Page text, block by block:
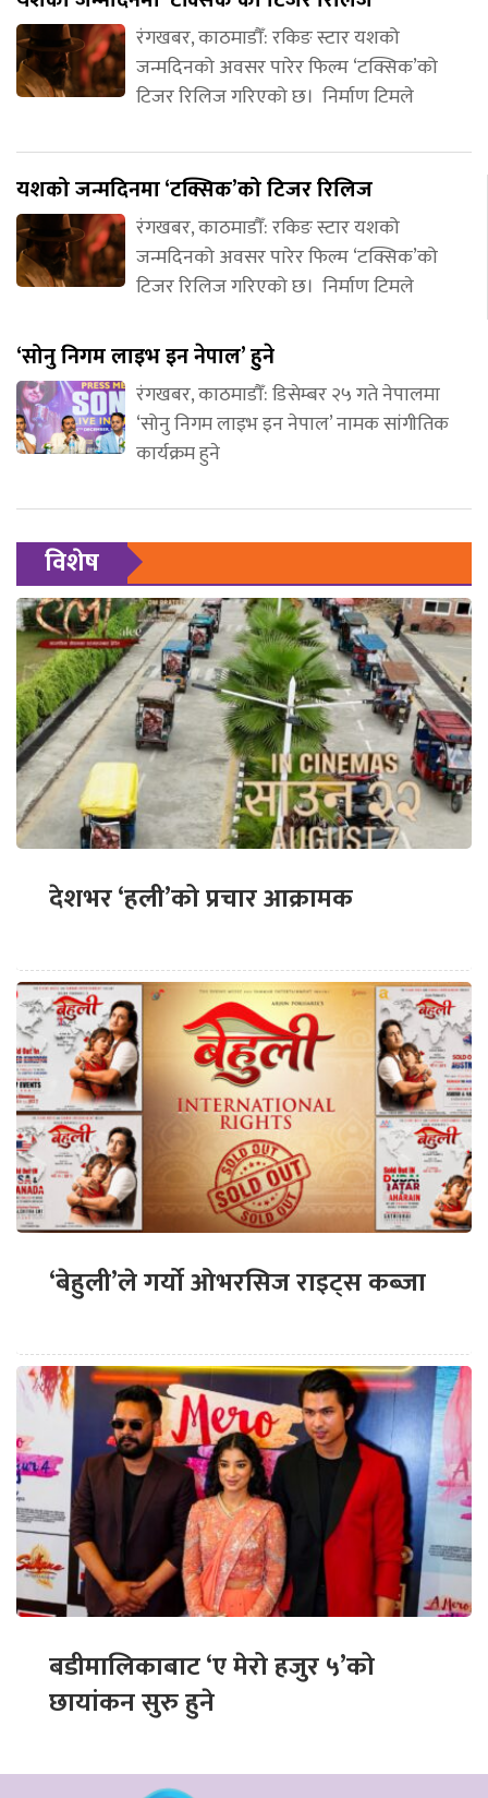
रंगखबर, काठमाडौँ: रकिङ स्टार यशको
जन्मदिनको अवसर पारेर फिल्म ‘टक्सिक’को
टिजर रिलिज गरिएको छ। निर्माण टिमले
यशको जन्मदिनमा ‘टक्सिक’को टिजर रिलिज
रंगखबर, काठमाडौँ: रकिङ स्टार यशको
जन्मदिनको अवसर पारेर फिल्म ‘टक्सिक’को
टिजर रिलिज गरिएको छ। निर्माण टिमले
‘सोनु निगम लाइभ इन नेपाल’ हुने
रंगखबर, काठमाडौँ: डिसेम्बर २५ गते नेपालमा
‘सोनु निगम लाइभ इन नेपाल’ नामक सांगीतिक
कार्यक्रम हुने
विशेष
देशभर ‘हली’को प्रचार आक्रामक
‘बेहुली’ले गर्यो ओभरसिज राइट्स कब्जा
बडीमालिकाबाट ‘ए मेरो हजुर ५’को
छायांकन सुरु हुने